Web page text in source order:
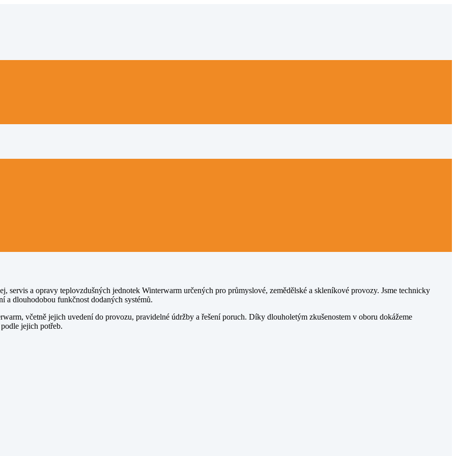
servis a opravy teplovzdušných jednotek Winterwarm určených pro průmyslové, zemědělské a skleníkové provozy. Jsme technicky
a dlouhodobou funkčnost dodaných systémů.
včetně jejich uvedení do provozu, pravidelné údržby a řešení poruch. Díky dlouholetým zkušenostem v oboru dokážeme
jejich potřeb.